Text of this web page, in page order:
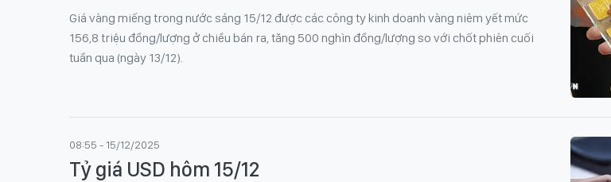
Giá vàng miếng trong nước sáng 15/12 được các công ty kinh doanh vàng niêm yết mức
156,8 triệu đồng/lượng ở chiều bán ra, tăng 500 nghìn đồng/lượng so với chốt phiên cuối
tuần qua (ngày 13/12).
08:55 - 15/12/2025
Tỷ giá USD hôm 15/12